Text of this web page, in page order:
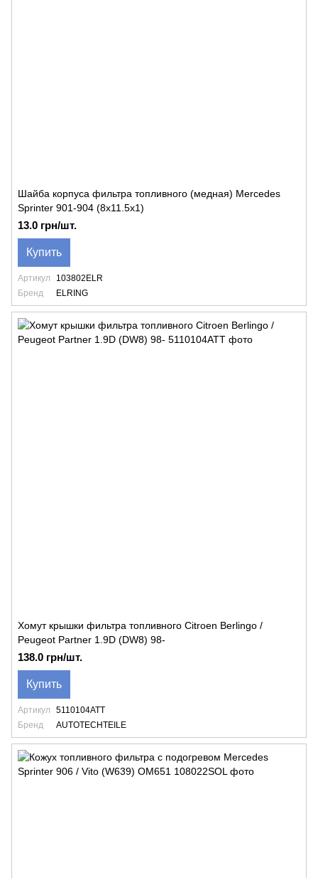
Шайба корпуса фильтра топливного (медная) Mercedes
Sprinter 901-904 (8х11.5х1)
13.0 грн/шт.
Купить
Артикул
103802ELR
Бренд
ELRING
Хомут крышки фильтра топливного Citroen Berlingo /
Peugeot Partner 1.9D (DW8) 98-
138.0 грн/шт.
Купить
Артикул
5110104ATT
Бренд
AUTOTECHTEILE